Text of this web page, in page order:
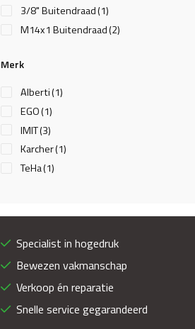
3/8" Buitendraad(1)
M14x1 Buitendraad(2)
Merk
Alberti(1)
EGO(1)
IMIT(3)
Karcher(1)
TeHa(1)
Specialist in hogedruk
Bewezen vakmanschap
Verkoop én reparatie
Snelle service gegarandeerd